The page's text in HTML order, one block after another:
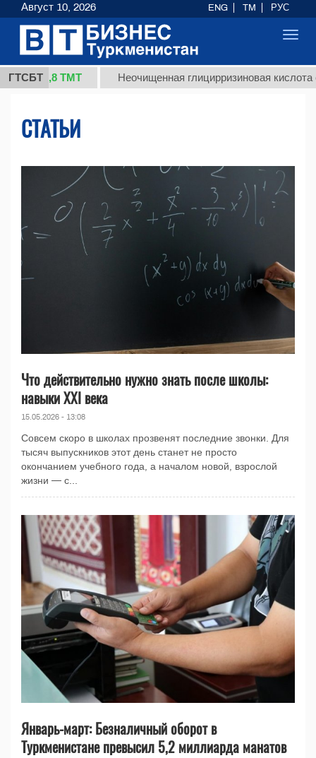
ГТСБТ
ТМТ Неочищенная глицирризиновая кислота
СТАТЬИ
Что действительно нужно знать после школы:
навыки XXI века
15.05.2026 - 13:08
Совсем скоро в школах прозвенят последние звонки. Для
тысяч выпускников этот день станет не просто
окончанием учебного года, а началом новой, взрослой
жизни — с...
Январь-март: Безналичный оборот в
Туркменистане превысил 5,2 миллиарда манатов
Август 10, 2026 ENG TM РУС